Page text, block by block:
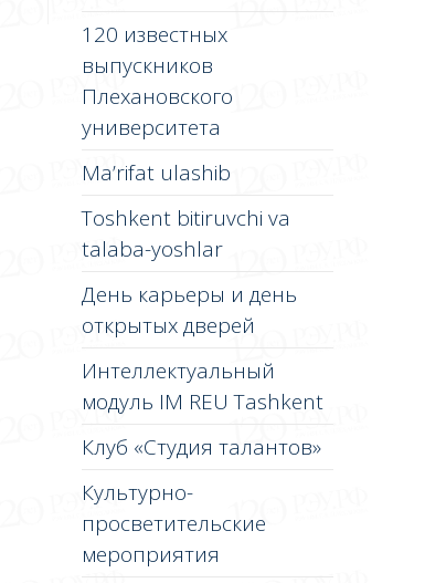
120 известных
выпускников
Плехановского
университета
Ma’rifat ulashib
Toshkent bitiruvchi va
talaba-yoshlar
День карьеры и день
открытых дверей
Интеллектуальный
модуль IM REU Tashkent
Клуб «Студия талантов»
Культурно-
просветительские
мероприятия